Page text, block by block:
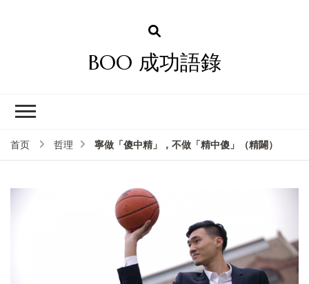
BOO 成功語錄
首页 哲理 寧做「傻中精」，不做「精中傻」（精闢）